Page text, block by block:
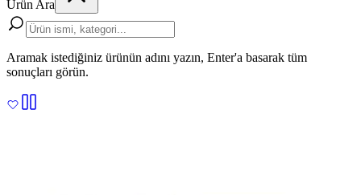
Ürün Ara
Aramak istediğiniz ürünün adını yazın, Enter'a basarak tüm
sonuçları görün.